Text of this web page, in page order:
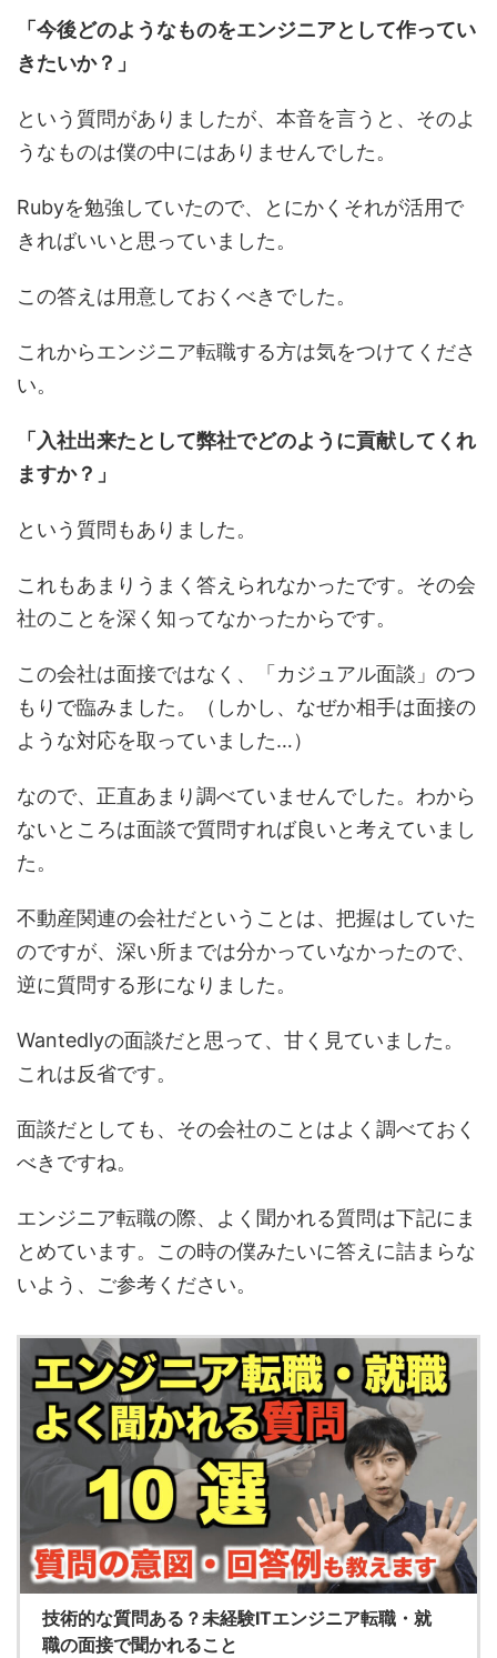
「今後どのようなものをエンジニアとして作ってい
きたいか？」
という質問がありましたが、本音を言うと、そのよ
うなものは僕の中にはありませんでした。
Rubyを勉強していたので、とにかくそれが活用で
きればいいと思っていました。
この答えは用意しておくべきでした。
これからエンジニア転職する方は気をつけてくださ
い。
「入社出来たとして弊社でどのように貢献してくれ
ますか？」
という質問もありました。
これもあまりうまく答えられなかったです。その会
社のことを深く知ってなかったからです。
この会社は面接ではなく、「カジュアル面談」のつ
もりで臨みました。（しかし、なぜか相手は面接の
ような対応を取っていました…）
なので、正直あまり調べていませんでした。わから
ないところは面談で質問すれば良いと考えていまし
た。
不動産関連の会社だということは、把握はしていた
のですが、深い所までは分かっていなかったので、
逆に質問する形になりました。
Wantedlyの面談だと思って、甘く見ていました。
これは反省です。
面談だとしても、その会社のことはよく調べておく
べきですね。
エンジニア転職の際、よく聞かれる質問は下記にま
とめています。この時の僕みたいに答えに詰まらな
いよう、ご参考ください。
技術的な質問ある？未経験ITエンジニア転職・就
職の面接で聞かれること